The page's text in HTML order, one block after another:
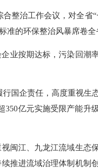
整治工作会议，对全省“
的环保整治风暴席卷全
业按期达标，污染回潮
国企责任，高度重视生
亿元实施受限产能升
闽江、九龙江流域生态
推进流域治理体制机制